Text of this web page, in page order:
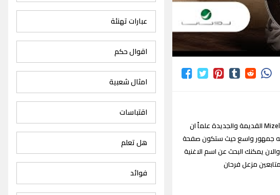
اغاني مزعل فرحان : نقدم لكم زوارنا الكرام جميع اغاني مزعل فرحان Mizel Farhan songs القديمة والجديدة علماً ان
ولديه جمهور واسع حيث ستكون صفحة
يمكنك البحث عن اسم الاغنية
مزعل فرحان
عبارات تهنئة
اقوال حكم
امثال شعبية
اقتباسات
هل تعلم
فوائد